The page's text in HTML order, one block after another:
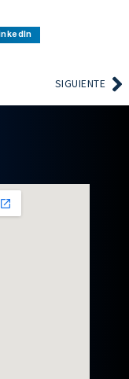
SIGUIENTE